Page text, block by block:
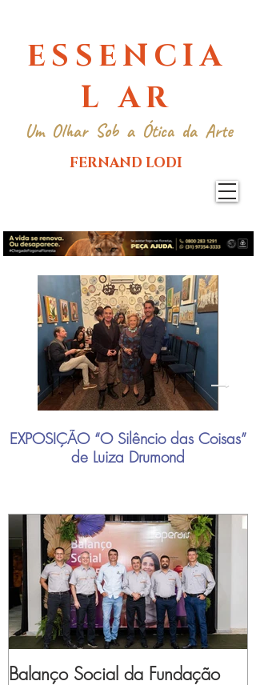
ESSENCIA
L AR
Um Olhar Sob a Ótica da Arte
FERNAND LODI
EXPOSIÇÃO “O Silêncio das Coisas”
de Luiza Drumond
Balanço Social da Fundação